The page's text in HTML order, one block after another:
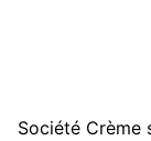
Société Crème